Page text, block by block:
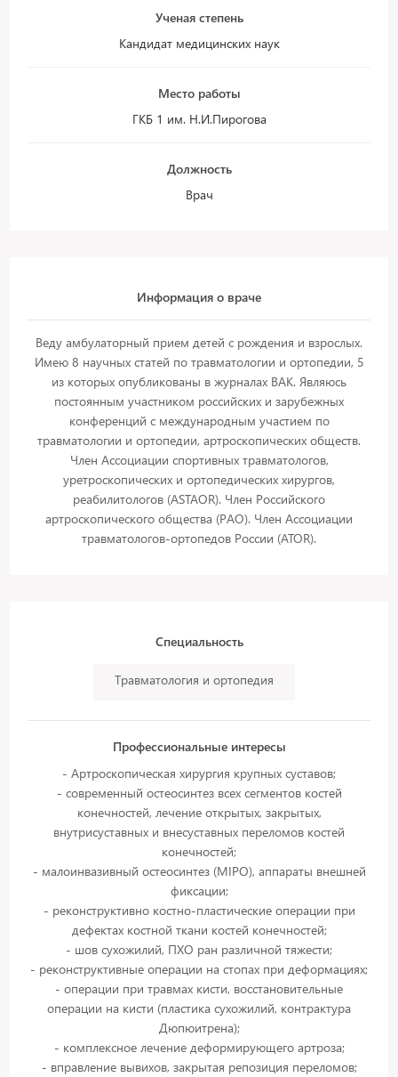
Ученая степень
Кандидат медицинских наук
Место работы
ГКБ 1 им. Н.И.Пирогова
Должность
Врач
Информация о враче
Веду амбулаторный прием детей с рождения и взрослых.
Имею 8 научных статей по травматологии и ортопедии, 5
из которых опубликованы в журналах ВАК. Являюсь
постоянным участником российских и зарубежных
конференций с международным участием по
травматологии и ортопедии, артроскопических обществ.
Член Ассоциации спортивных травматологов,
уретроскопических и ортопедических хирургов,
реабилитологов (ASTAOR). Член Российского
артроскопического общества (РАО). Член Ассоциации
травматологов-ортопедов России (ATOR).
Специальность
Травматология и ортопедия
Профессиональные интересы
- Артроскопическая хирургия крупных суставов;
- современный остеосинтез всех сегментов костей
конечностей, лечение открытых, закрытых,
внутрисуставных и внесуставных переломов костей
конечностей;
- малоинвазивный остеосинтез (MIPO), аппараты внешней
фиксации;
- реконструктивно костно-пластические операции при
дефектах костной ткани костей конечностей;
- шов сухожилий, ПХО ран различной тяжести;
- реконструктивные операции на стопах при деформациях;
- операции при травмах кисти, восстановительные
операции на кисти (пластика сухожилий, контрактура
Дюпюитрена);
- комплексное лечение деформирующего артроза;
- вправление вывихов, закрытая репозиция переломов;